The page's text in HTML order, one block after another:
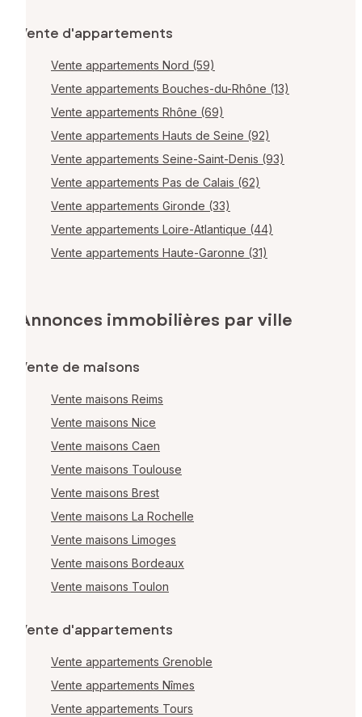
Vente d'appartements
Vente appartements Nord (59)
Vente appartements Bouches-du-Rhône (13)
Vente appartements Rhône (69)
Vente appartements Hauts de Seine (92)
Vente appartements Seine-Saint-Denis (93)
Vente appartements Pas de Calais (62)
Vente appartements Gironde (33)
Vente appartements Loire-Atlantique (44)
Vente appartements Haute-Garonne (31)
Annonces immobilières par ville
Vente de maisons
Vente maisons Reims
Vente maisons Nice
Vente maisons Caen
Vente maisons Toulouse
Vente maisons Brest
Vente maisons La Rochelle
Vente maisons Limoges
Vente maisons Bordeaux
Vente maisons Toulon
Vente d'appartements
Vente appartements Grenoble
Vente appartements Nîmes
Vente appartements Tours